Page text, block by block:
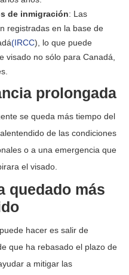
de inmigración: Las
registradas en la base de
(IRCC), lo que puede
visado no sólo para Canadá,
prolongada
se queda más tiempo del
de las condiciones
o a una emergencia que
el visado.
quedado más
hacer es salir de
que ha rebasado el plazo de
a mitigar las